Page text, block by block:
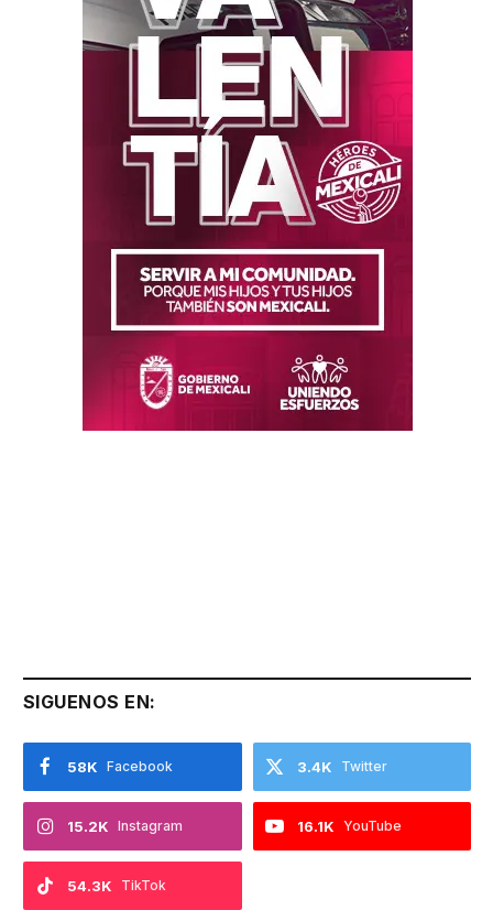
SIGUENOS EN:
Facebook
58K Twitter
3.4K
Instagram
15.2K YouTube
16.1K
TikTok
54.3K